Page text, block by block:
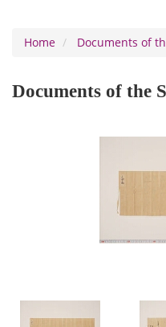
Home
Documents of
Documents of the